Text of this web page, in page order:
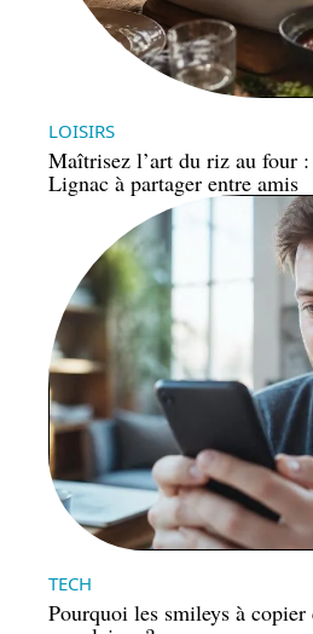
LOISIRS
Maîtrisez l’art du riz au four
Lignac à partager entre amis
TECH
Pourquoi les smileys à